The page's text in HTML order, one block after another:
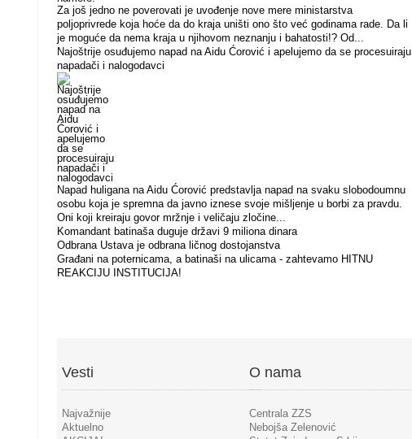
Za još jedno ne poverovati je uvođenje nove mere ministarstva
poljoprivrede koja hoće da do kraja uništi ono što već godinama rade. Da li
je moguće da nema kraja u njihovom neznanju i bahatosti!? Od...
Najoštrije osuđujemo napad na Aidu Ćorović i apelujemo da se procesuiraju
napadači i nalogodavci
Napad huligana na Aidu Ćorović predstavlja napad na svaku slobodoumnu
osobu koja je spremna da javno iznese svoje mišljenje u borbi za pravdu.
Oni koji kreiraju govor mržnje i veličaju zločine...
Komandant batinaša duguje državi 9 miliona dinara
Odbrana Ustava je odbrana ličnog dostojanstva
Građani na poternicama, a batinaši na ulicama - zahtevamo HITNU
REAKCIJU INSTITUCIJA!
Vesti
Najvažnije
Aktuelno
O nama
Centrala ZZS
Nebojša Zelenović